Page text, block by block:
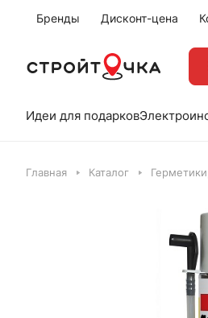
Бренды Дисконт-цена
Идеи для подарков
Главная Каталог